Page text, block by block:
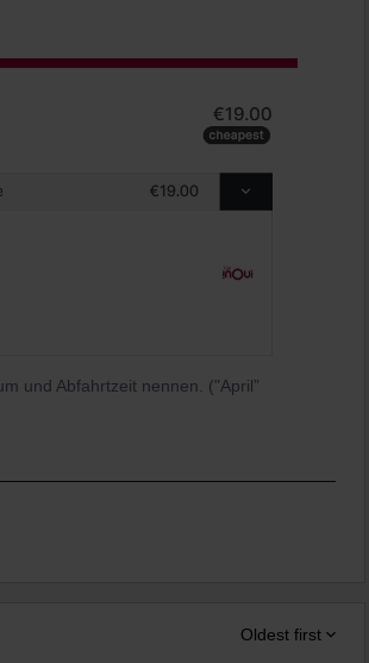
und Abfahrtzeit nennen. ("April”
Oldest first